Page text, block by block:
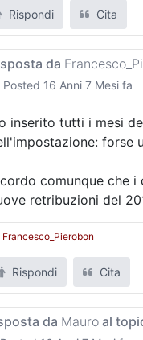
Rispondi Cita
da
Posted 16 Anni 7 Mesi fa
inserito tutti i mesi
forse
comunque che
retribuzioni del
Francesco_Pierobon
Rispondi Cita
da Mauro al